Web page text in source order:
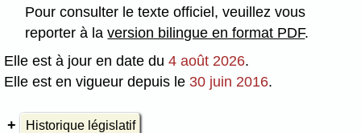
Pour consulter le texte officiel, veuillez vous
reporter à laversion bilingue en format PDF.
Elle est à jour en date du 4 août 2026.
Elle est en vigueur depuis le 30 juin 2016.
Historique législatif